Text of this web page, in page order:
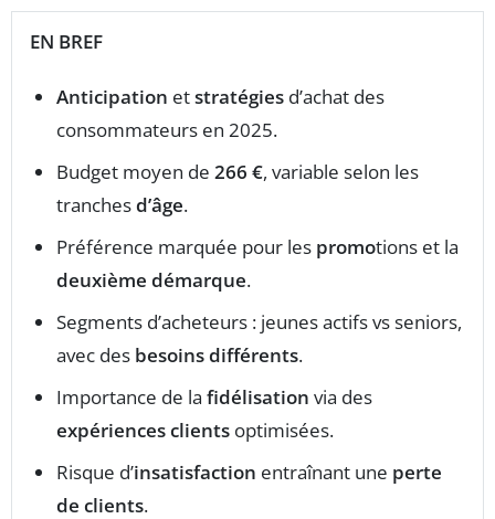
EN BREF
Anticipation etstratégies d’achat des
consommateurs en 2025.
Budget moyen de 266 €, variable selon les
tranchesd’âge.
Préférence marquée pour les promotions et la
deuxième démarque.
Segments d’acheteurs : jeunes actifs vs seniors,
avec des besoins différents.
Importance de la fidélisation via des
expériences clients optimisées.
Risque d’insatisfaction entraînant une perte
de clients.